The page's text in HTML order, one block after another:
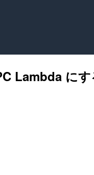
Lambda に